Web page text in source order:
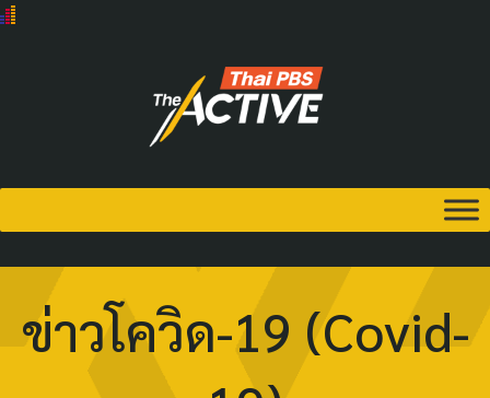
ข่าวโควิด-19 (Covid-